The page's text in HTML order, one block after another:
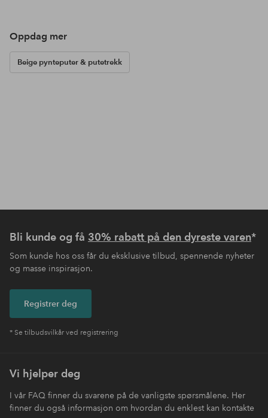
Oppdag mer
Beige pynteputer & putetrekk
Bli kunde og få 30% rabatt på den dyreste varen*
Som kunde hos oss får du eksklusive tilbud, spennende nyheter
og masse inspirasjon.
Registrer deg
* Se tilbudsvilkår ved registrering
Vi hjelper deg
I vår FAQ finner du svarene på de vanligste spørsmålene. Her
finner du også informasjon om hvordan du enklest kan kontakte